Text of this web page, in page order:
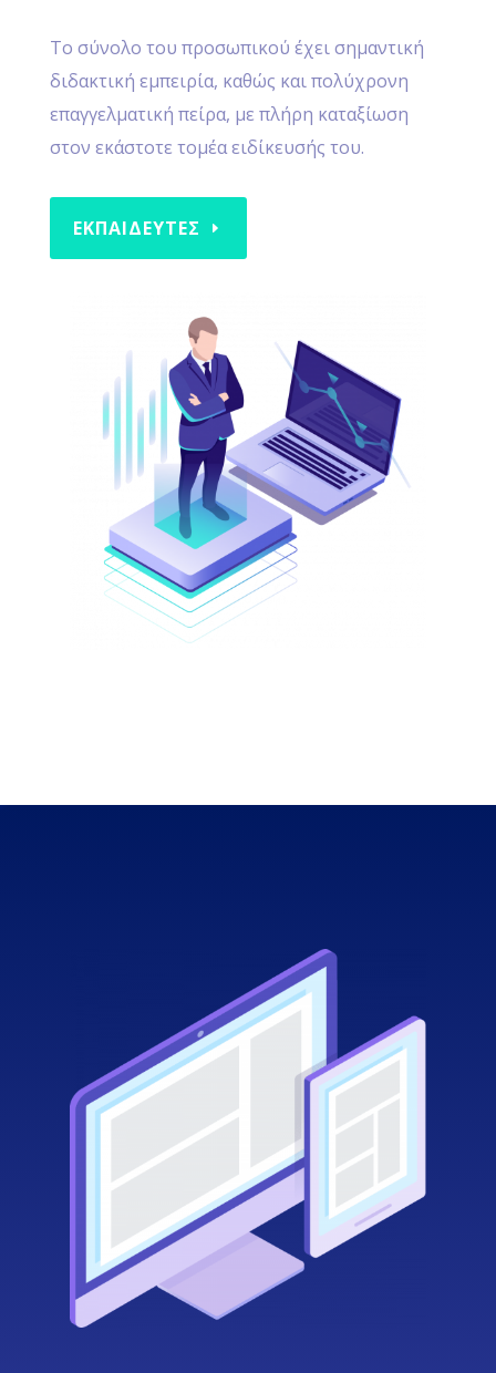
Το σύνολο του προσωπικού έχει σημαντική
διδακτική εμπειρία, καθώς και πολύχρονη
επαγγελματική πείρα, με πλήρη καταξίωση
στον εκάστοτε τομέα ειδίκευσής του.
ΕΚΠΑΙΔΕΥΤΕΣ